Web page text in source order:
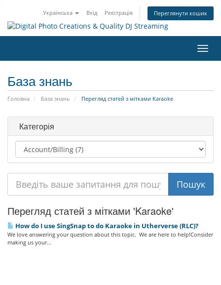
Українська Вхід Реєстрація Переглянути кошик
База знань
Головна База знань Перегляд статей з мітками Karaoke
Категорія
Перегляд статей з мітками 'Karaoke'
How do I use SingSnap to do Karaoke in Utherverse (RLC)?
We love answering your question about this topic. We are here to help!Consider
making us your...